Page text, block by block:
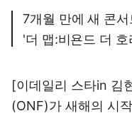
7개월 만에 새 콘서
'더 맵:비욘드 더 호
[이데일리 스타in 김
(ONF)가 새해의 시